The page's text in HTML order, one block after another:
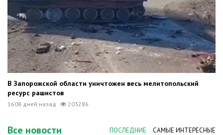
В Запорожской области уничтожен весь мелитопольский
ресурс рашистов
1608 дней назад 203286
Все новости ПОСЛЕДНИЕ САМЫЕ ИНТЕРЕСНЫЕ